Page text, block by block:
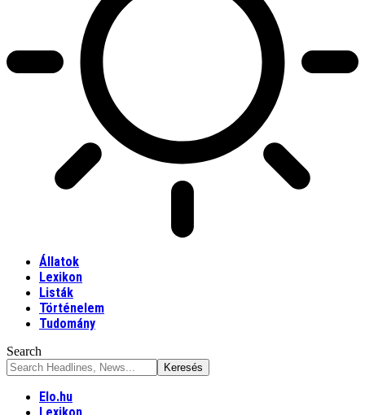
Állatok
Lexikon
Listák
Történelem
Tudomány
Search
Elo.hu